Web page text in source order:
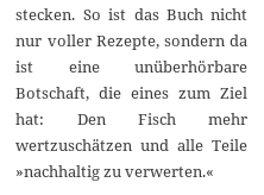
stecken. So ist das Buch nicht
nur voller Rezepte, sondern da
ist eine unüberhörbare
Botschaft, die eines zum Ziel
hat: Den Fisch mehr
wertzuschätzen und alle Teile
»nachhaltig zu verwerten.«